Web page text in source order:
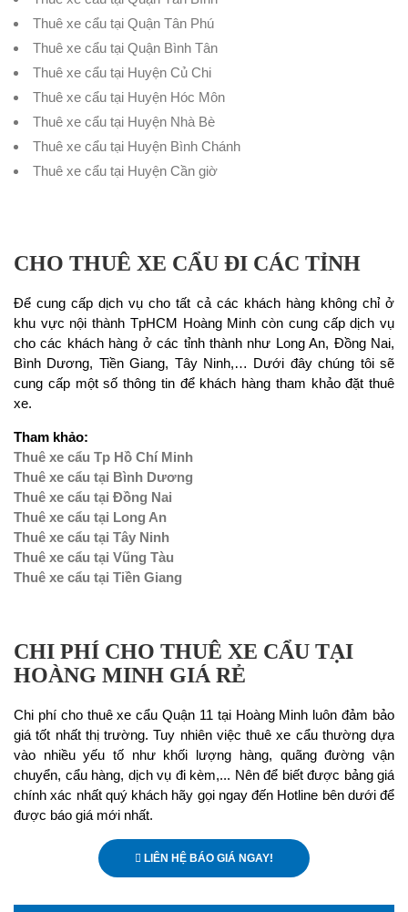
Thuê xe cẩu tại Quận Tân Phú
Thuê xe cẩu tại Quận Bình Tân
Thuê xe cẩu tại Huyện Củ Chi
Thuê xe cẩu tại Huyện Hóc Môn
Thuê xe cẩu tại Huyện Nhà Bè
Thuê xe cẩu tại Huyện Bình Chánh
Thuê xe cẩu tại Huyện Cần giờ
CHO THUÊ XE CẨU ĐI CÁC TỈNH
Để cung cấp dịch vụ cho tất cả các khách hàng không chỉ ở
khu vực nội thành TpHCM Hoàng Minh còn cung cấp dịch vụ
cho các khách hàng ở các tỉnh thành như Long An, Đồng Nai,
Bình Dương, Tiền Giang, Tây Ninh,… Dưới đây chúng tôi sẽ
cung cấp một số thông tin để khách hàng tham khảo đặt thuê
xe.
Tham khảo:
Thuê xe cẩu Tp Hồ Chí Minh
Thuê xe cẩu tại Bình Dương
Thuê xe cẩu tại Đồng Nai
Thuê xe cẩu tại Long An
Thuê xe cẩu tại Tây Ninh
Thuê xe cẩu tại Vũng Tàu
Thuê xe cẩu tại Tiền Giang
CHI PHÍ CHO THUÊ XE CẨU TẠI
HOÀNG MINH GIÁ RẺ
Chi phí cho thuê xe cẩu Quận 11 tại Hoàng Minh luôn đảm bảo
giá tốt nhất thị trường. Tuy nhiên việc thuê xe cẩu thường dựa
vào nhiều yếu tố như khối lượng hàng, quãng đường vận
chuyển, cẩu hàng, dịch vụ đi kèm,... Nên để biết được bảng giá
chính xác nhất quý khách hãy gọi ngay đến Hotline bên dưới để
được báo giá mới nhất.
LIÊN HỆ BÁO GIÁ NGAY!